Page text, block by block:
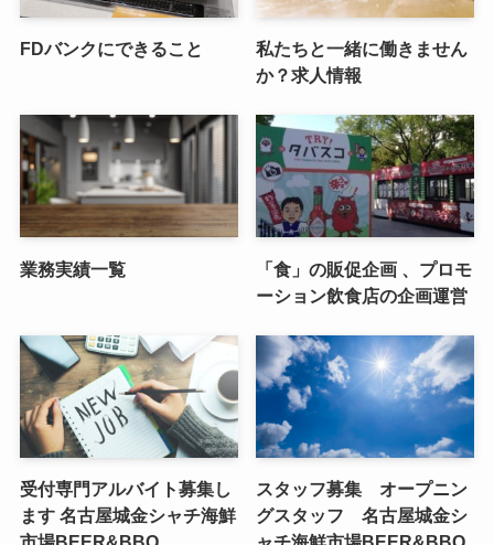
FDバンクにできること
私たちと一緒に働きません
か？求人情報
業務実績一覧
「食」の販促企画 、プロモ
ーション飲食店の企画運営
受付専門アルバイト募集し
ます 名古屋城金シャチ海鮮
スタッフ募集 オープニン
グスタッフ 名古屋城金シ